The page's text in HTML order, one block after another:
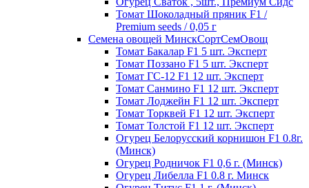
Томат Шоколадный пряник F1 /
Premium seeds / 0,05 г
Семена овощей МинскСортСемОвощ
Томат Бакалар F1 5 шт. Эксперт
Томат Поззано F1 5 шт. Эксперт
Томат ГС-12 F1 12 шт. Эксперт
Томат Санмино F1 12 шт. Эксперт
Томат Лоджейн F1 12 шт. Эксперт
Томат Торквей F1 12 шт. Эксперт
Томат Толстой F1 12 шт. Эксперт
Огурец Белорусский корнишон F1 0.8г.
(Минск)
Огурец Родничок F1 0,6 г. (Минск)
Огурец Либелла F1 0.8 г. Минск